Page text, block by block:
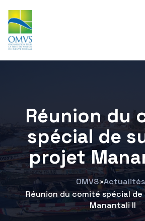
Réunion du
spécial de
projet
OMVS>Actualités
Réunion du comité spécial
Manantali II